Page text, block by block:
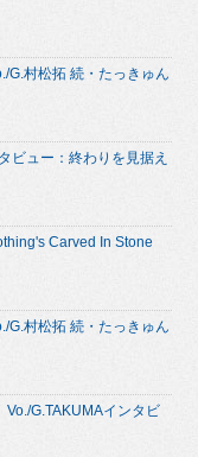
G.村松拓 続・たっきゅん
ビュー：終わりを見据え
Carved In Stone
G.村松拓 続・たっきゅん
G.TAKUMAインタビ